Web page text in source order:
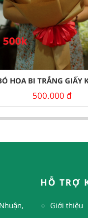
HOA BI TRẮNG GIẤY
500.000 đ
HỖ TRỢ
Giới thiệu